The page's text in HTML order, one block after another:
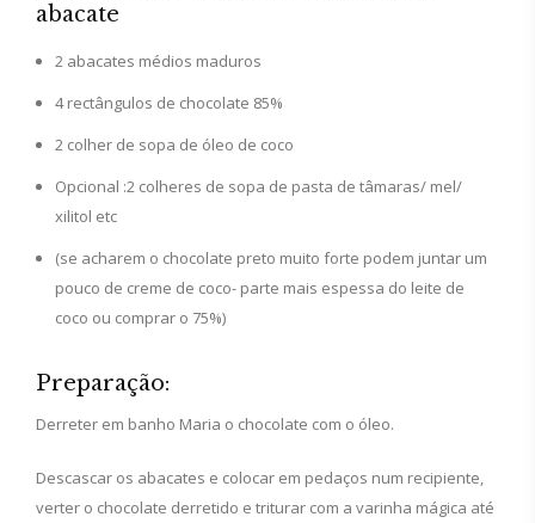
abacate
2 abacates médios maduros
4 rectângulos de chocolate 85%
2 colher de sopa de óleo de coco
Opcional :2 colheres de sopa de pasta de tâmaras/ mel/
xilitol etc
(se acharem o chocolate preto muito forte podem juntar um
pouco de creme de coco- parte mais espessa do leite de
coco ou comprar o 75%)
Preparação:
Derreter em banho Maria o chocolate com o óleo.
Descascar os abacates e colocar em pedaços num recipiente,
verter o chocolate derretido e triturar com a varinha mágica até